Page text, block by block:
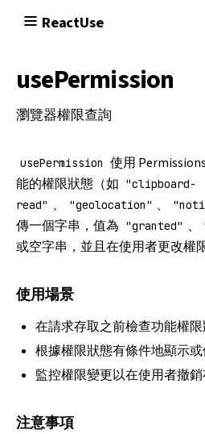
ReactUse
usePermission
瀏覽器權限查詢
usePermission 使用
能的權限狀態（如 "clipboard-
read" 、 "geolocation" 、
傳一個字串，值為 "granted" 、
或空字串，並且在使用者更改權
使用場景
在請求存取之前檢查功能權
根據權限狀態有條件地顯示
監控權限變更以在使用者撤
注意事項